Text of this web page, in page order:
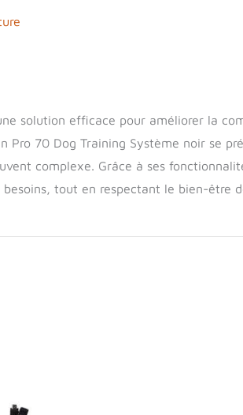
solution efficace pour améliorer la
Pro 70 Dog Training Système noir se
complexe. Grâce à ses
tout en respectant le bien-être